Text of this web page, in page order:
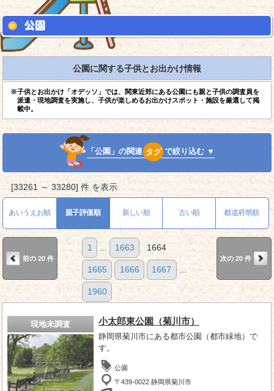
公園に関する子供とお出かけ情報
※子供とお出かけ「オデッソ」では、関東近郊にある公園にも親と子供の調査員を
派遣・現地調査を実施し、子供が楽しめるお出かけスポット・施設を厳選して掲
載中。
「公園」の関連 タグ で絞り込む ▼
[33261 ～ 33280] 件 を表示
あいうえお順 親子評価順 新しい順 古い順 都道府県順
前の 20 件
1 ... 1663 1664
1665 1666 1667 ...
1960
次の 20 件
現地未調査 小太郎東公園（菊川市）
静岡県菊川市にある都市公園（都市緑地）で
す。
公園
〒439-0022 静岡県菊川市